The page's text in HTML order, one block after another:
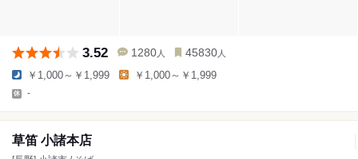
3.52 1280 人 45830 人
￥1,000～￥1,999 ￥1,000～￥1,999
-
草笛 小諸本店